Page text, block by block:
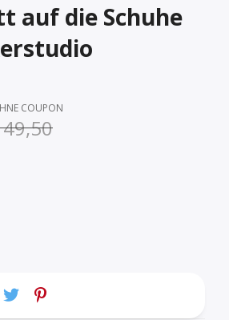
auf die Schuhe
COUPON
49,50